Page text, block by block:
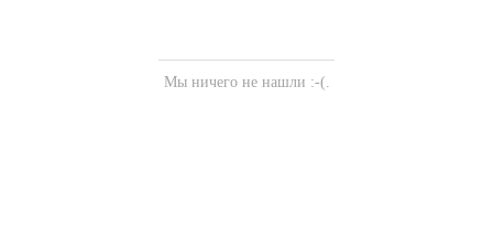
Мы ничего не нашли :-(.